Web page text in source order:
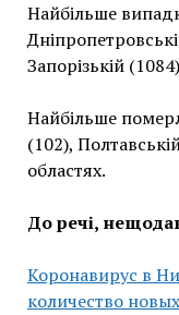
Найбільше
Запорізькій
Найбільше
(102),
областях.
До речі,
Коронавирус в
количество